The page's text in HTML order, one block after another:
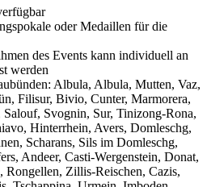
oder Medaillen für die
des Events kann individuell an
werden
Albula, Albula, Mutten, Vaz,
Filisur, Bivio, Cunter, Marmorera,
Svognin, Sur, Tinizong-Rona,
Hinterrhein, Avers, Domleschg,
Scharans, Sils im Domleschg,
Andeer, Casti-Wergenstein, Donat,
Rongellen, Zillis-Reischen, Cazis,